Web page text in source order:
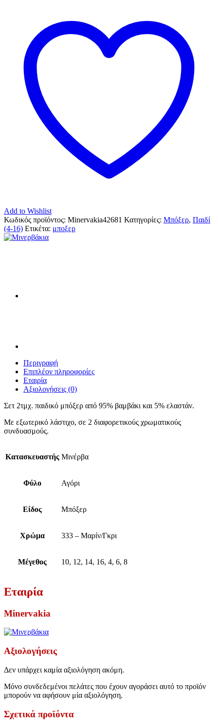
Add to Wishlist
Κωδικός προϊόντος: Minervakia42681 Κατηγορίες: Μπόξερ, Παιδί
(4-16) Ετικέτα: μποξερ
Περιγραφή
Επιπλέον πληροφορίες
Εταιρία
Αξιολογήσεις (0)
Σετ 2τμχ. παιδικό μπόξερ από 95% βαμβάκι και 5% ελαστάν.
Με εξωτερικό λάστιχο, σε 2 διαφορετικούς χρωματικούς
συνδυασμούς.
Κατασκευαστής Μινέρβα
Φύλο Αγόρι
Είδος Μπόξερ
Χρώμα 333 – Μαρίν/Γκρι
Μέγεθος 10, 12, 14, 16, 4, 6, 8
Εταιρία
Minervakia
Αξιολογήσεις
Δεν υπάρχει καμία αξιολόγηση ακόμη.
Μόνο συνδεδεμένοι πελάτες που έχουν αγοράσει αυτό το προϊόν
μπορούν να αφήσουν μία αξιολόγηση.
Σχετικά προϊόντα